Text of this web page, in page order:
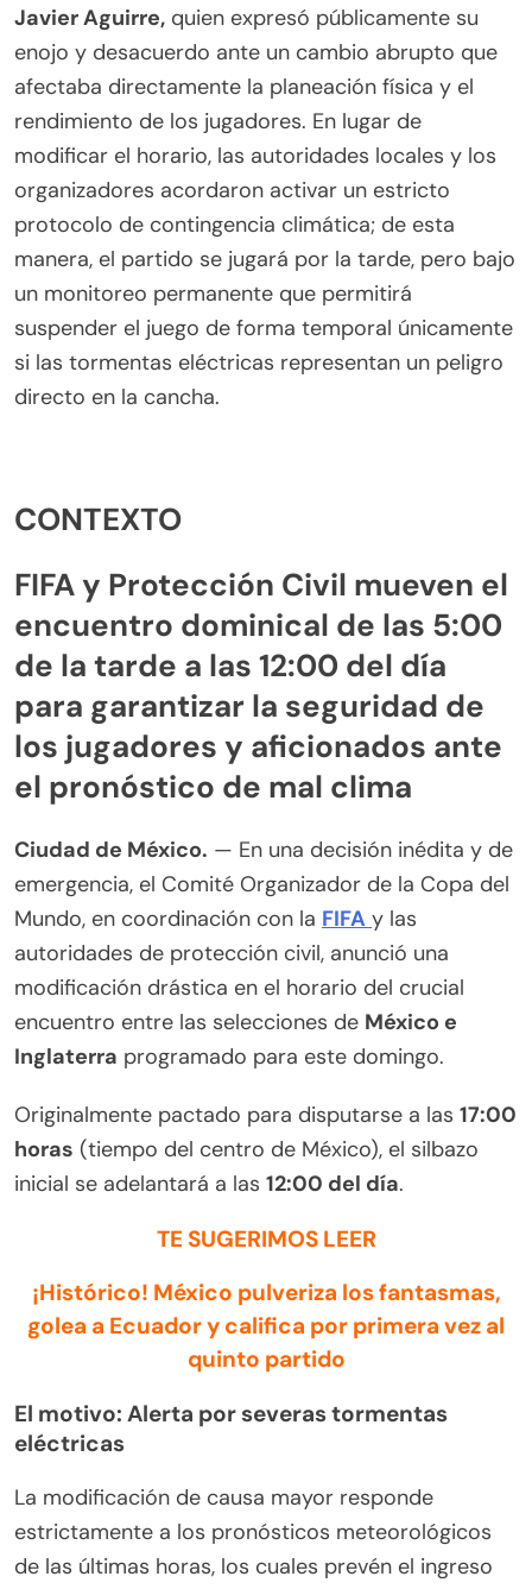
Javier Aguirre, quien expresó públicamente su
enojo y desacuerdo ante un cambio abrupto que
afectaba directamente la planeación física y el
rendimiento de los jugadores. En lugar de
modificar el horario, las autoridades locales y los
organizadores acordaron activar un estricto
protocolo de contingencia climática; de esta
manera, el partido se jugará por la tarde, pero bajo
un monitoreo permanente que permitirá
suspender el juego de forma temporal únicamente
si las tormentas eléctricas representan un peligro
directo en la cancha.
CONTEXTO
FIFA y Protección Civil mueven el
encuentro dominical de las 5:00
de la tarde a las 12:00 del día
para garantizar la seguridad de
los jugadores y aficionados ante
el pronóstico de mal clima
Ciudad de México. — En una decisión inédita y de
emergencia, el Comité Organizador de la Copa del
Mundo, en coordinación con la FIFA y las
autoridades de protección civil, anunció una
modificación drástica en el horario del crucial
encuentro entre las selecciones de México e
Inglaterra programado para este domingo.
Originalmente pactado para disputarse a las 17:00
horas (tiempo del centro de México), el silbazo
inicial se adelantará a las 12:00 del día.
TE SUGERIMOS LEER
¡Histórico! México pulveriza los fantasmas,
golea a Ecuador y califica por primera vez al
quinto partido
El motivo: Alerta por severas tormentas
eléctricas
La modificación de causa mayor responde
estrictamente a los pronósticos meteorológicos
de las últimas horas, los cuales prevén el ingreso